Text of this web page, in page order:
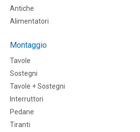
Antiche
Alimentatori
Montaggio
Tavole
Sostegni
Tavole + Sostegni
Interruttori
Pedane
Tiranti